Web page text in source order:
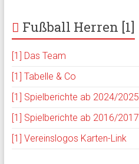
Fußball Herren [1]
[1] Das Team
[1] Tabelle & Co
[1] Spielberichte ab 2024/2025
[1] Spielberichte ab 2016/2017
[1] Vereinslogos Karten-Link